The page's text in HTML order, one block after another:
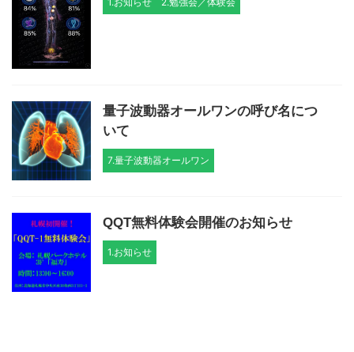
量子波動器オールワンの呼び名につ
いて
7.量子波動器オールワン
QQT無料体験会開催のお知らせ
1.お知らせ